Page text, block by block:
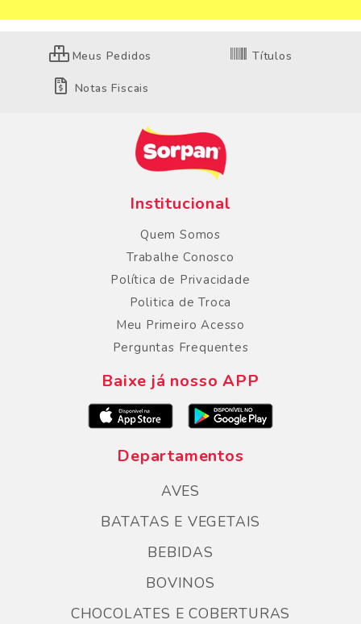
Meus Pedidos Títulos
Notas Fiscais
Institucional
Quem Somos
Trabalhe Conosco
Política de Privacidade
Politica de Troca
Meu Primeiro Acesso
Perguntas Frequentes
Baixe já nosso APP
Departamentos
AVES
BATATAS E VEGETAIS
BEBIDAS
BOVINOS
CHOCOLATES E COBERTURAS